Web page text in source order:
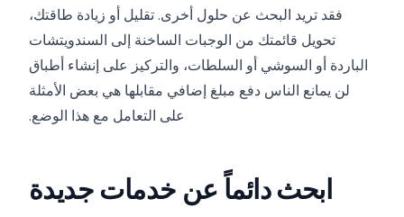
فقد تريد البحث عن حلول أخرى. تقليل أو زيادة طاقتك،
تحويل قائمتك من الوجبات الساخنة إلى السندويتشات
الباردة أو السوشي أو السلطات، والتركيز على إنشاء أطباق
لن يمانع الناس دفع مبلغ إضافي مقابلها هي بعض الأمثلة
على التعامل مع هذا الوضع.
ابحث دائماً عن خدمات جديدة